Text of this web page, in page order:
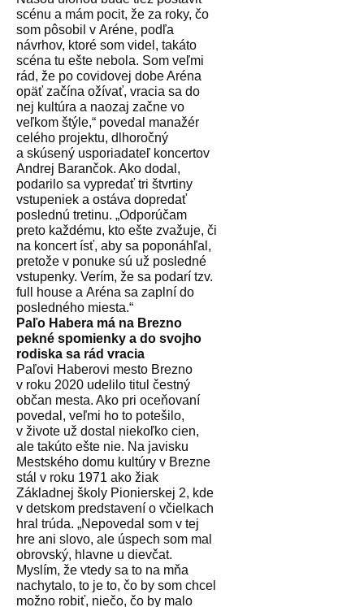
scénu a mám pocit, že za roky, čo
som pôsobil v Aréne, podľa
návrhov, ktoré som videl, takáto
scéna tu ešte nebola. Som veľmi
rád, že po covidovej dobe Aréna
opäť začína ožívať, vracia sa do
nej kultúra a naozaj začne vo
veľkom štýle,“ povedal manažér
celého projektu, dlhoročný
a skúsený usporiadateľ koncertov
Andrej Barančok. Ako dodal,
podarilo sa vypredať tri štvrtiny
vstupeniek a ostáva dopredať
poslednú tretinu. „Odporúčam
preto každému, kto ešte zvažuje, či
na koncert ísť, aby sa poponáhľal,
pretože v ponuke sú už posledné
vstupenky. Verím, že sa podarí tzv.
full house a Aréna sa zaplní do
posledného miesta.“
Paľo Habera má na Brezno
pekné spomienky a do svojho
rodiska sa rád vracia
Paľovi Haberovi mesto Brezno
v roku 2020 udelilo titul čestný
občan mesta. Ako pri oceňovaní
povedal, veľmi ho to potešilo,
v živote už dostal niekoľko cien,
ale takúto ešte nie. Na javisku
Mestského domu kultúry v Brezne
stál v roku 1971 ako žiak
Základnej školy Pionierskej 2, kde
v detskom predstavení o včielkach
hral trúda. „Nepovedal som v tej
hre ani slovo, ale úspech som mal
obrovský, hlavne u dievčat.
Myslím, že vtedy sa to na mňa
nachytalo, to je to, čo by som chcel
možno robiť, niečo, čo by malo